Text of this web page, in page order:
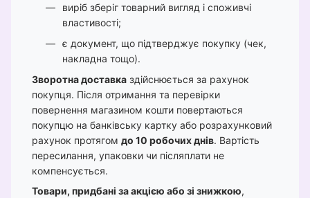
виріб зберіг товарний вигляд і споживчі
властивості;
є документ, що підтверджує покупку (чек,
накладна тощо).
Зворотна доставка здійснюється за рахунок
покупця. Після отримання та перевірки
повернення магазином кошти повертаються
покупцю на банківську картку або розрахунковий
рахунок протягом до 10 робочих днів. Вартість
пересилання, упаковки чи післяплати не
компенсується.
Товари, придбані за акцією або зі знижкою,